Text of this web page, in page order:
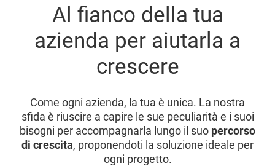
Al fianco della tua
azienda per aiutarla a
crescere
Come ogni azienda, la tua è unica. La nostra
sfida è riuscire a capire le sue peculiarità e i suoi
bisogni per accompagnarla lungo il suo percorso
di crescita, proponendoti la soluzione ideale per
ogni progetto.